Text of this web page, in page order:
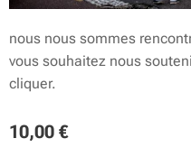
nous nous sommes
vous souhaitez nous
cliquer.
10,00 €